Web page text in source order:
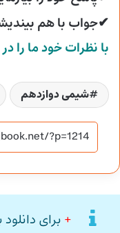
✔جواب با هم
با نظرات خود ما را
شیمی دوازدهم
+ برای